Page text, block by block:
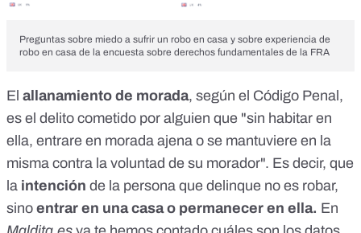
Preguntas sobre miedo a sufrir un robo en casa y sobre experiencia de
robo en casa de la encuesta sobre derechos fundamentales de la FRA
El allanamiento de morada, según el Código Penal,
es el delito cometido por alguien que "sin habitar en
ella, entrare en morada ajena o se mantuviere en la
misma contra la voluntad de su morador". Es decir, que
la intención de la persona que delinque no es robar,
sino entrar en una casa o permanecer en ella. En